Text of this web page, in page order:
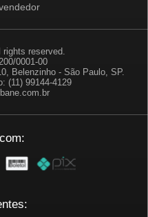
reserved.
0001-00
Belenzinho - São Paulo, SP.
(11) 99144-4129